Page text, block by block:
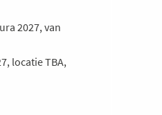
2027, van
locatie TBA,